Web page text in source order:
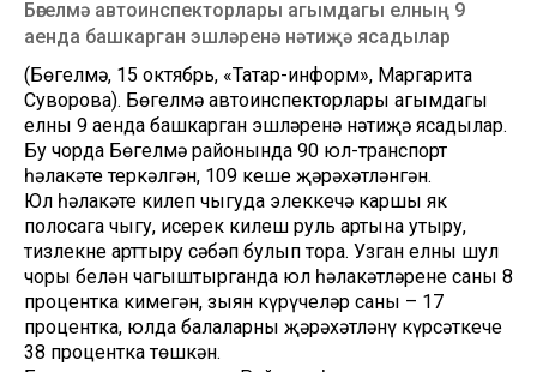
Бөгелмә автоинспекторлары агымдагы елның 9
аенда башкарган эшләренә нәтиҗә ясадылар
(Бөгелмә, 15 октябрь, «Татар-информ», Маргарита
Суворова). Бөгелмә автоинспекторлары агымдагы
елның 9 аенда башкарган эшләренә нәтиҗә ясадылар.
Бу чорда Бөгелмә районында 90 юл-транспорт
һәлакәте теркәлгән, 109 кеше җәрәхәтләнгән.
Юл һәлакәте килеп чыгуда элеккечә каршы як
полосага чыгу, исерек килеш руль артына утыру,
тизлекне арттыру сәбәп булып тора. Узган елның шул
чоры белән чагыштырганда юл һәлакәтләренең саны 8
процентка кимегән, зыян күрүчеләр саны – 17
процентка, юлда балаларның җәрәхәтләнү күрсәткече
38 процентка төшкән.